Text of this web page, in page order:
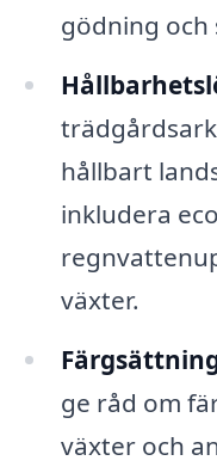
gödning och
hållbart
inkludera
växter.
ge råd om
växter och